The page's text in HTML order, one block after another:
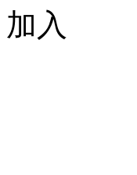
加入